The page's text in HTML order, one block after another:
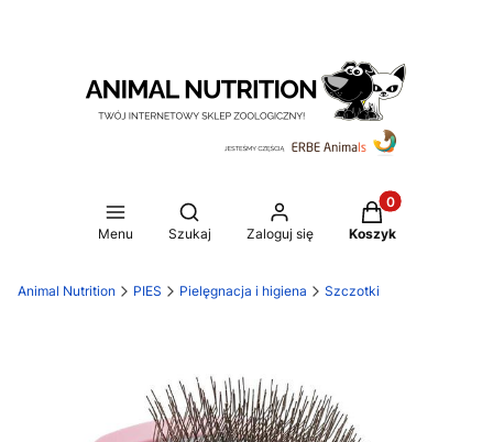
Menu
Otwórz wyszukiwarkę
Szukaj Zaloguj się
Produkty w
Koszyk
Animal Nutrition PIES Pielęgnacja i higiena Szczotki